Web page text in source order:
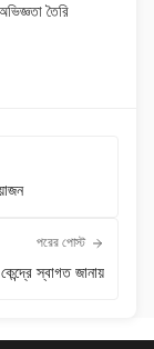
তৈরি
পরের পোস্ট
স্বাগত জানায়